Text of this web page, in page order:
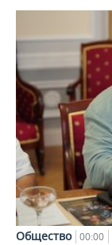
Общество 00:00